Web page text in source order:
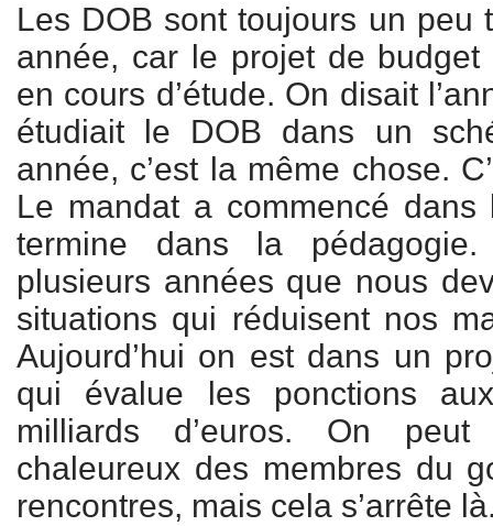
Les DOB sont toujours un peu
année, car le projet de
en cours d’étude. On disait
étudiait le DOB dans un
année, c’est la même chose.
Le mandat a commencé
termine dans la
plusieurs années que nous
situations qui réduisent nos
Aujourd’hui on est dans un
qui évalue les ponctions
milliards d’euros. On
chaleureux des membres du
rencontres, mais cela s’arrête